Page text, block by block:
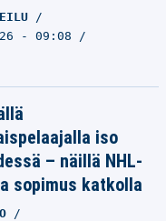
- 09:08
iso
– näillä NHL-
sopimus katkolla